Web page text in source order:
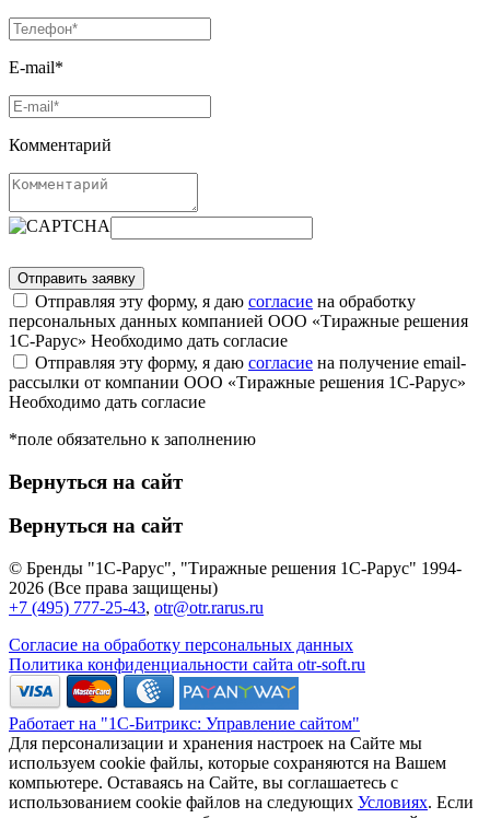
E-mail*
Комментарий
Отправляя эту форму, я даю согласие на обработку
персональных данных компанией ООО «Тиражные решения
1С-Рарус» Необходимо дать согласие
Отправляя эту форму, я даю согласие на получение email-
рассылки от компании ООО «Тиражные решения 1С-Рарус»
Необходимо дать согласие
*поле обязательно к заполнению
Вернуться на сайт
Вернуться на сайт
© Бренды "1С-Рарус", "Тиражные решения 1С-Рарус" 1994-
2026 (Все права защищены)
+7 (495) 777-25-43, otr@otr.rarus.ru
Согласие на обработку персональных данных
Политика конфиденциальности сайта otr-soft.ru
Работает на "1С-Битрикс: Управление сайтом"
Для персонализации и хранения настроек на Сайте мы
используем cookie файлы, которые сохраняются на Вашем
компьютере. Оставаясь на Сайте, вы соглашаетесь с
использованием cookie файлов на следующих Условиях. Если